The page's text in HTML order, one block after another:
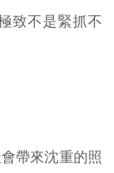
致不是緊抓不
帶來沈重的照